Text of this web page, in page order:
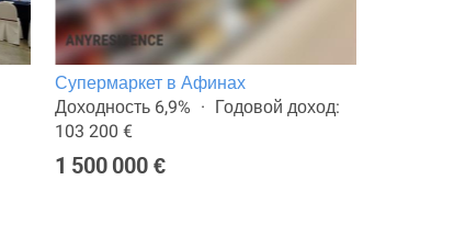
Супермаркет в Афинах
Доходность 6,9%
Годовой доход:
103 200 €
1 500 000 €